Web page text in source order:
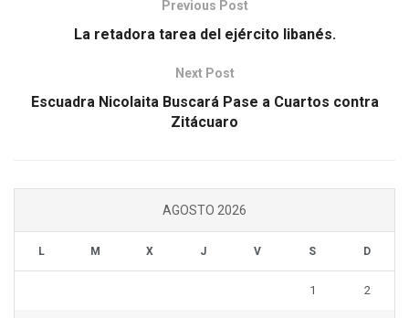
Previous Post
La retadora tarea del ejército libanés.
Next Post
Escuadra Nicolaita Buscará Pase a Cuartos contra
Zitácuaro
AGOSTO 2026
L M X J V S D
1 2